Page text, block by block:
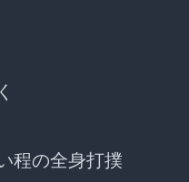
程の全身打撲